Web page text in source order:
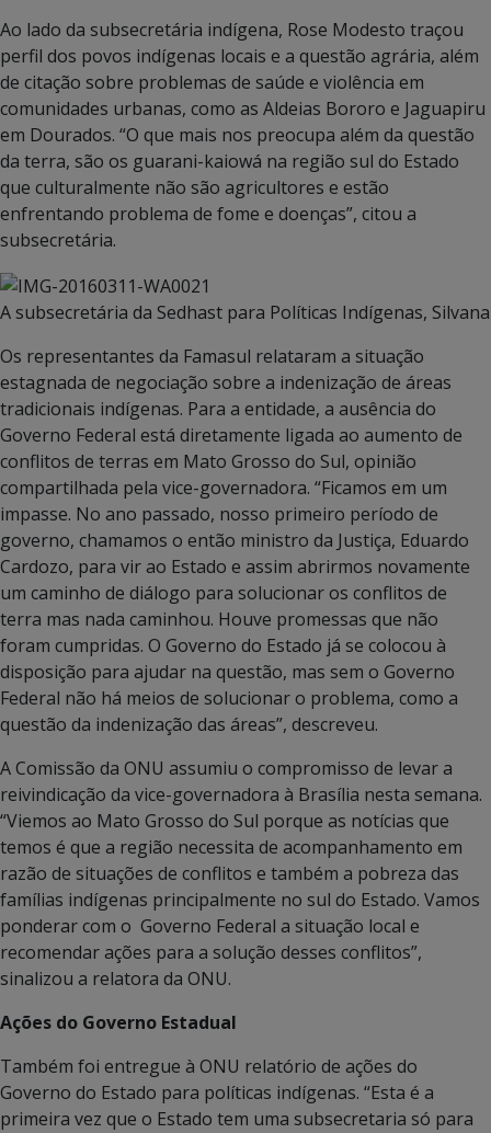
Ao lado da subsecretária indígena, Rose Modesto traçou
perfil dos povos indígenas locais e a questão agrária, além
de citação sobre problemas de saúde e violência em
comunidades urbanas, como as Aldeias Bororo e Jaguapiru
em Dourados. “O que mais nos preocupa além da questão
da terra, são os guarani-kaiowá na região sul do Estado
que culturalmente não são agricultores e estão
enfrentando problema de fome e doenças”, citou a
subsecretária.
A subsecretária da Sedhast para Políticas Indígenas,
Os representantes da Famasul relataram a situação
estagnada de negociação sobre a indenização de áreas
tradicionais indígenas. Para a entidade, a ausência do
Governo Federal está diretamente ligada ao aumento de
conflitos de terras em Mato Grosso do Sul, opinião
compartilhada pela vice-governadora. “Ficamos em um
impasse. No ano passado, nosso primeiro período de
governo, chamamos o então ministro da Justiça, Eduardo
Cardozo, para vir ao Estado e assim abrirmos novamente
um caminho de diálogo para solucionar os conflitos de
terra mas nada caminhou. Houve promessas que não
foram cumpridas. O Governo do Estado já se colocou à
disposição para ajudar na questão, mas sem o Governo
Federal não há meios de solucionar o problema, como a
questão da indenização das áreas”, descreveu.
A Comissão da ONU assumiu o compromisso de levar a
reivindicação da vice-governadora à Brasília nesta semana.
“Viemos ao Mato Grosso do Sul porque as notícias que
temos é que a região necessita de acompanhamento em
razão de situações de conflitos e também a pobreza das
famílias indígenas principalmente no sul do Estado. Vamos
ponderar com o Governo Federal a situação local e
recomendar ações para a solução desses conflitos”,
sinalizou a relatora da ONU.
Ações do Governo Estadual
Também foi entregue à ONU relatório de ações do
Governo do Estado para políticas indígenas. “Esta é a
primeira vez que o Estado tem uma subsecretaria só para